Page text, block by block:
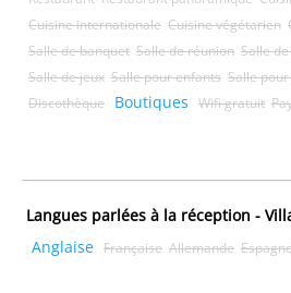
Cuisine internationale Cuisine végétarien
Salle de banquet Salle de réunion Salle
Salle de jeux Salle pour enfants Salle
Discothèque
Boutiques Wifi gratuit
Langues parlées à la réception -
Anglaise Française Allemande